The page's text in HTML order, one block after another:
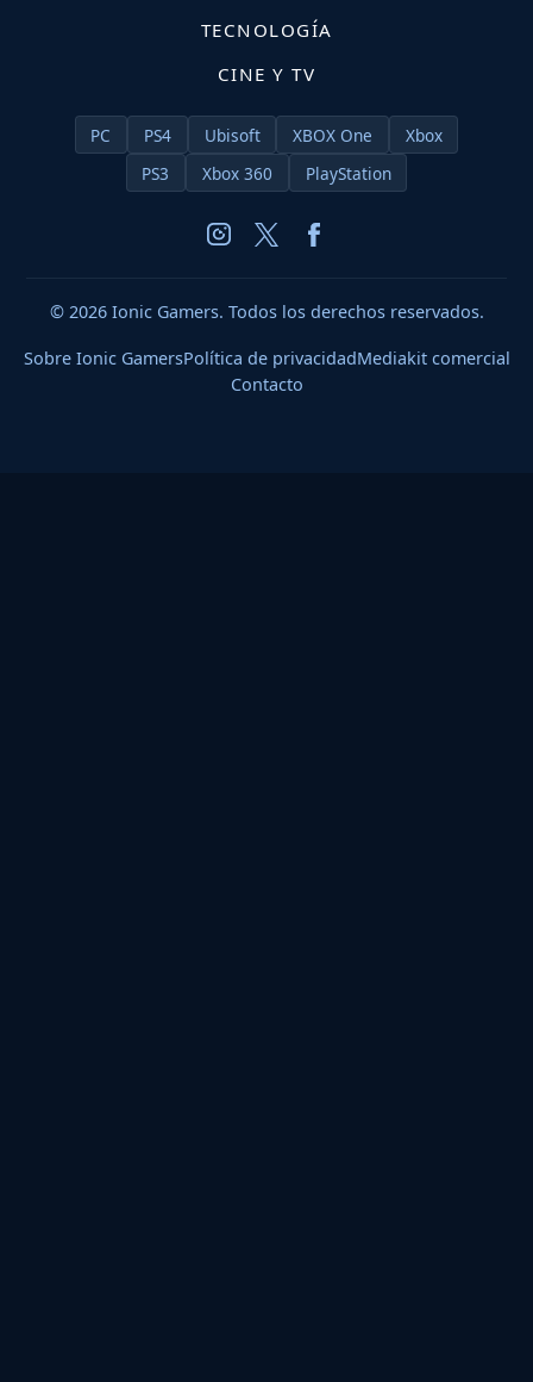
TECNOLOGÍA
CINE Y TV
PC PS4 Ubisoft XBOX One
Xbox
PS3
Xbox 360 PlayStation
© 2026 Ionic Gamers. Todos los derechos reservados.
Sobre Ionic GamersPolítica de privacidadMediakit comercial
Contacto